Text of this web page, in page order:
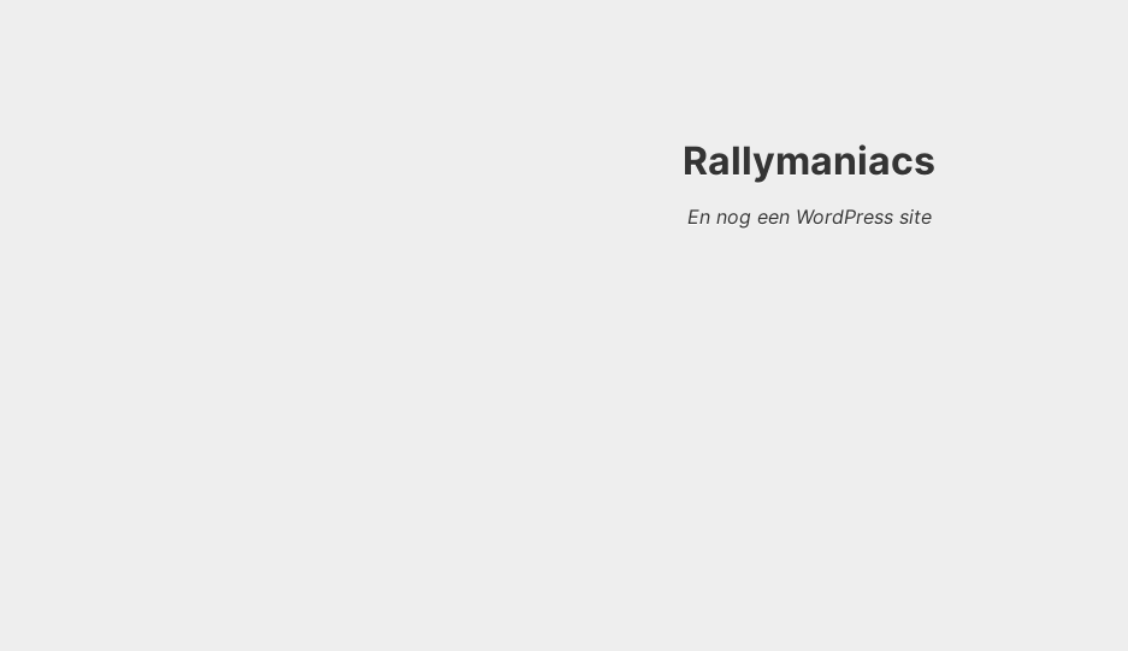
Rallymaniacs
En nog een WordPress site